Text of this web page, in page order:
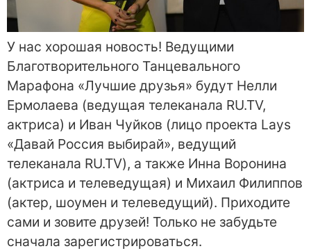
У нас хорошая новость! Ведущими
Благотворительного Танцевального
Марафона «Лучшие друзья» будут Нелли
Ермолаева (ведущая телеканала RU.TV,
актриса) и Иван Чуйков (лицо проекта Lays
«Давай Россия выбирай», ведущий
телеканала RU.TV), а также Инна Воронина
(актриса и телеведущая) и Михаил Филиппов
(актер, шоумен и телеведущий). Приходите
сами и зовите друзей! Только не забудьте
сначала зарегистрироваться.